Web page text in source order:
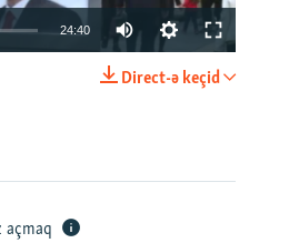
24:40
Direct-ə keçid
açmaq